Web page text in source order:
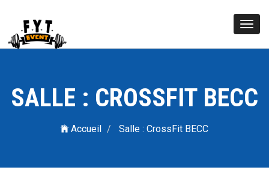
SALLE : CROSSFIT BECC
Accueil Salle : CrossFit BECC